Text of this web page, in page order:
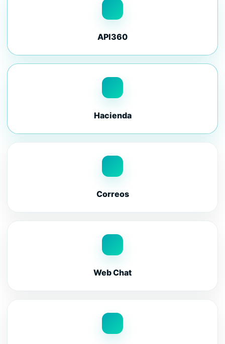
API360
Hacienda
Correos
Web Chat